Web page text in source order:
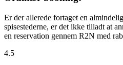
Er der allerede fortaget en
spisestederne, er det ikke tilladt at
en reservation gennem R2N med
4.5